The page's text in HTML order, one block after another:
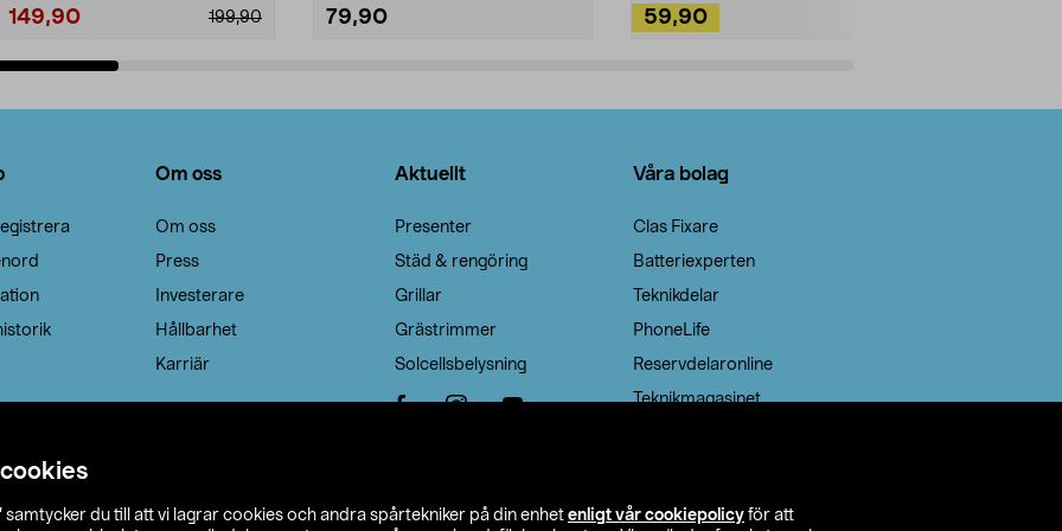
samtycker du till att vi lagrar cookies och andra spårtekniker på din enhet enligt vår cookiepolicy för att
199,90
149,90 79,90 59,90
Om oss
Om oss
Press
Investerare
Hållbarhet
Karriär
Aktuellt
Presenter
Städ & rengöring
Grillar
Grästrimmer
Solcellsbelysning
Våra bolag
Clas Fixare
Batteriexperten
Teknikdelar
PhoneLife
Reservdelaronline
Teknikmagasinet